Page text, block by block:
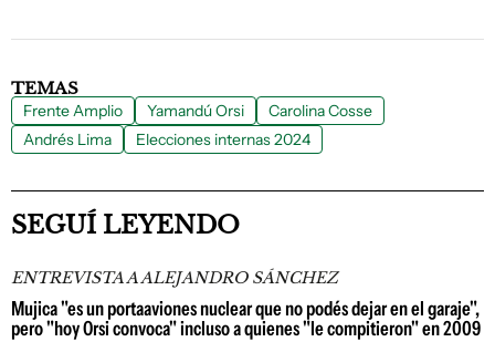
TEMAS
Frente Amplio Yamandú Orsi
Carolina Cosse
Andrés Lima
Elecciones internas 2024
SEGUÍ LEYENDO
ENTREVISTA A ALEJANDRO SÁNCHEZ
Mujica "es un portaaviones nuclear que no podés dejar en el garaje",
pero "hoy Orsi convoca" incluso a quienes "le compitieron" en 2009